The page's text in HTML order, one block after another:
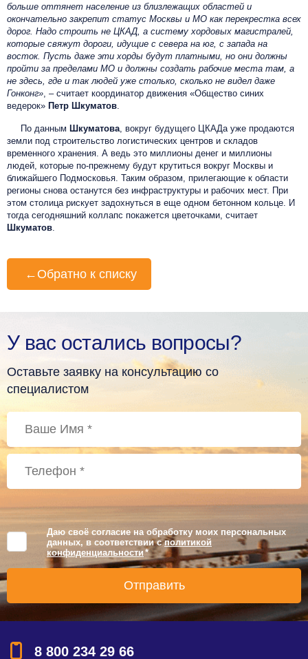
больше оттянет население из близлежащих областей и
окончательно закрепит статус Москвы и МО как перекрестка всех
дорог. Надо строить не ЦКАД, а систему хордовых магистралей,
которые свяжут дороги, идущие с севера на юг, с запада на
восток. Пусть даже эти хорды будут платными, но они должны
пройти за пределами МО и должны создать рабочие места там, а
не здесь, где и так людей уже столько, сколько не видел даже
Гонконг» , – считает координатор движения «Общество синих
ведерок» Петр Шкуматов
По данным Шкуматова , вокруг будущего ЦКАДа уже продаются
земли под строительство логистических центров и складов
временного хранения. А ведь это миллионы денег и миллионы
людей, которые по-прежнему будут крутиться вокруг Москвы и
ближайшего Подмосковья. Таким образом, прилегающие к области
регионы снова останутся без инфраструктуры и рабочих мест. При
этом столица рискует задохнуться в еще одном бетонном кольце. И
тогда сегодняшний коллапс покажется цветочками, считает
Шкуматов
← Обратно к списку
У вас остались вопросы?
Оставьте заявку на консультацию со
специалистом
Даю своё согласие на обработку моих персональных
данных, в соответствии сполитикой
конфиденциальности *
8 800 234 29 66